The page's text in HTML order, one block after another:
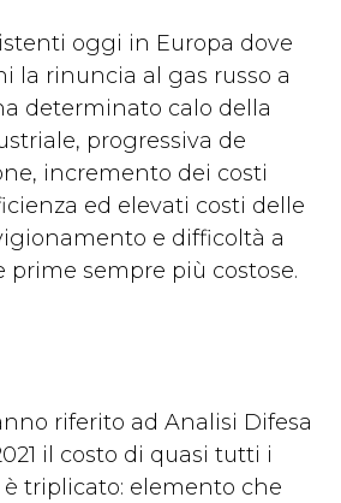
oggi in Europa dove
la rinuncia al gas russo a
determinato calo della
progressiva de
incremento dei costi
ed elevati costi delle
e difficoltà a
prime sempre più costose.
riferito ad Analisi Difesa
il costo di quasi tutti i
triplicato: elemento che